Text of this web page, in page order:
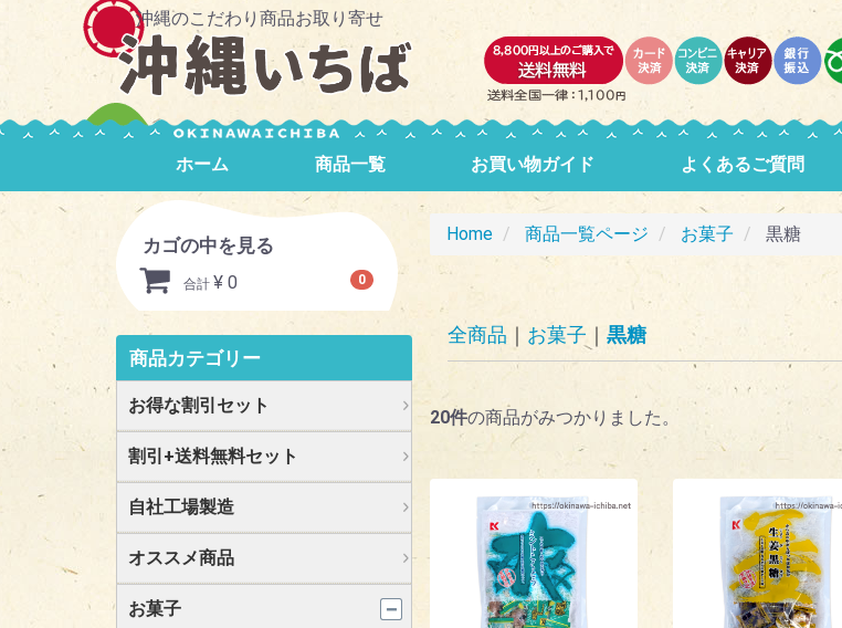
沖縄のこだわり商品お取り寄せ
ホーム 商品一覧 お買い物ガイド よくあるご質問
カゴの中を見る
0
合計 ¥ 0
商品カテゴリー
お得な割引セット
割引+送料無料セット
自社工場製造
オススメ商品
お菓子
Home 商品一覧ページ お菓子 黒糖
全商品 お菓子 黒糖
20件の商品がみつかりました。